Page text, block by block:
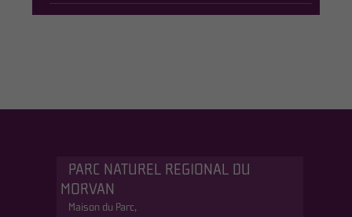
PARC NATUREL REGIONAL DU
MORVAN
Maison du Parc,